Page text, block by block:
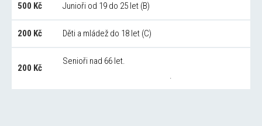
500 Kč Junioři od 19 do 25 let (B)
200 Kč Děti a mládež do 18 let (C)
200 Kč
Senioři nad 66 let.
.